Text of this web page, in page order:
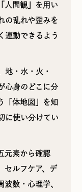
人間観」を用い
の乱れや歪みを
連動できるよう
地・水・火・
心身のどこに分
「体地図」を知
に使い分けてい
元素から確認
セルフケア、デ
波数・心理学、